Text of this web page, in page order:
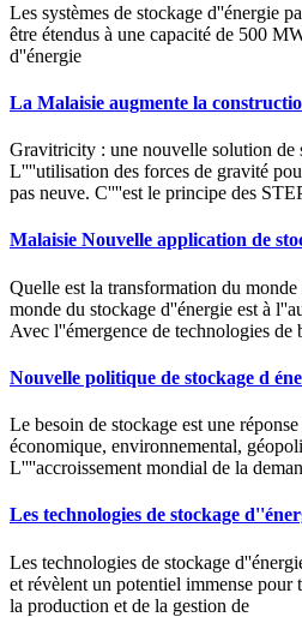
Les systèmes de stockage d''énergie
être étendus à une capacité de 500
d''énergie
La Malaisie augmente la
Gravitricity : une nouvelle solution de
L''''utilisation des forces de gravité
pas neuve. C''''est le principe des
Malaisie Nouvelle application de
Quelle est la transformation du
monde du stockage d''énergie est à
Avec l''émergence de technologies de
Nouvelle politique de stockage d
Le besoin de stockage est une
économique, environnemental,
L''''accroissement mondial de la
Les technologies de stockage
Les technologies de stockage
et révèlent un potentiel immense pour
la production et de la gestion de